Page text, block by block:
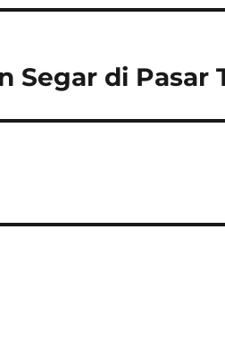
Segar di Pasar